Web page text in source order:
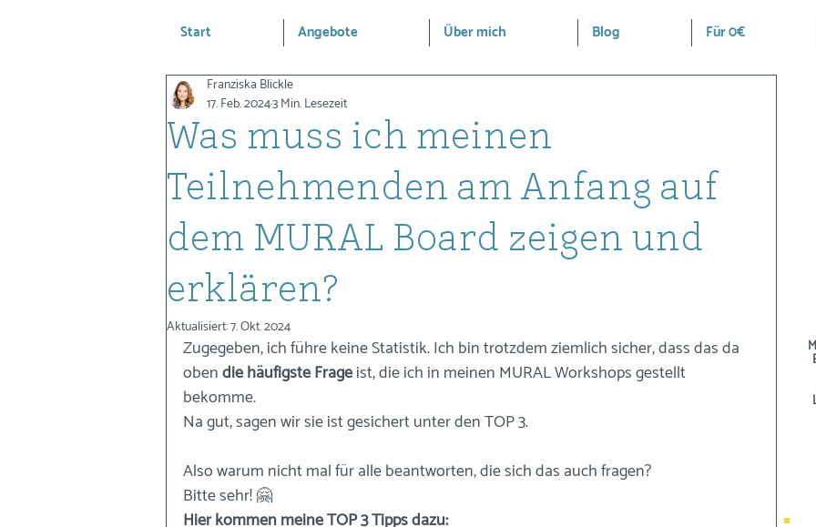
Start Angebote Über mich Blog Für 0€
Was muss ich meinen
Teilnehmenden am Anfang auf
dem MURAL Board zeigen und
erklären?
Franziska Blickle
17. Feb. 20243 Min. Lesezeit
Aktualisiert:7. Okt. 2024
Zugegeben, ich führe keine Statistik. Ich bin trotzdem ziemlich sicher, dass das da
oben die häufigste Frage ist, die ich in meinen MURAL Workshops gestellt
bekomme.
Na gut, sagen wir sie ist gesichert unter den TOP 3.
Also warum nicht mal für alle beantworten, die sich das auch fragen?
Bitte sehr! 🤗
Hier kommen meine TOP 3 Tipps dazu: